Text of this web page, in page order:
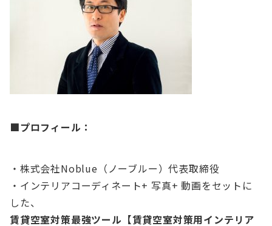
■プロフィール：
・株式会社Noblue（ノーブルー）代表取締役
・インテリアコーディネート+ 写真+ 動画をセットに
した、
賃貸空室対策最強ツール【賃貸空室対策用インテリア